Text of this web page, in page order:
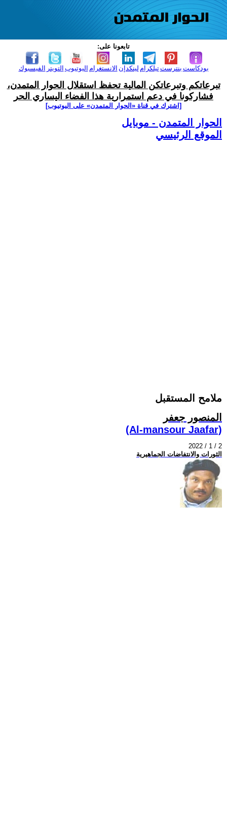
تابعونا على:
الفيسبوك التويتر اليوتيوب الانستغرام لينكدإن تيلكرامبنترست بودكاست
تبرعاتكم وتبرعاتكن المالية تحفظ استقلال الحوار المتمدن،
فشاركونا في دعم استمرارية هذا الفضاء اليساري الحر
[اشترك في قناة ‫«الحوار المتمدن» على اليوتيوب]
الحوار المتمدن - موبايل
الموقع الرئيسي
ملامح المستقبل
المنصور جعفر
(Al-mansour Jaafar)
2022 / 1 / 2
الثورات والانتفاضات الجماهيرية